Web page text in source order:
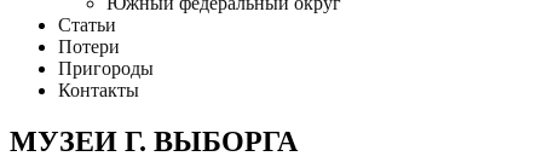
Статьи
Потери
Пригороды
Контакты
МУЗЕИ Г. ВЫБОРГА